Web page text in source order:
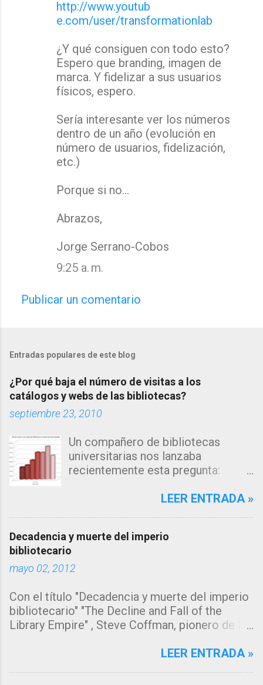
http://www.youtub
e.com/user/transformationlab
¿Y qué consiguen con todo esto?
Espero que branding, imagen de
marca. Y fidelizar a sus usuarios
físicos, espero.
Sería interesante ver los números
dentro de un año (evolución en
número de usuarios, fidelización,
etc.)
Porque si no...
Abrazos,
Jorge Serrano-Cobos
9:25 a. m.
Publicar un comentario
Entradas populares de este blog
¿Por qué baja el número de visitas a los
catálogos y webs de las bibliotecas?
septiembre 23, 2010
Un compañero de bibliotecas
universitarias nos lanzaba
recientemente esta pregunta:
en el número de consultas, tanto a
últimos años... me inclino a pensar
que la explicación estará en los
algoritmos de búsqueda de los
como google, que muestran
directamente la información sin
que el usuario necesite acceder a
catálogo?" Se trata de un tema del
LEER ENTRADA »
Decadencia y muerte del imperio
bibliotecario
mayo 02, 2012
Con el título "Decadencia y muerte del imperio
bibliotecario" "The Decline and Fall of the
Library Empire" , Steve Coffman, pionero de los
presidente de Library Systems & Services LLC
LEER ENTRADA »